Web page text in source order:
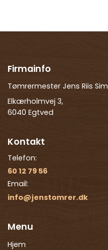
Firmainfo
Tømrermester Jens Riis
Elkærholmvej 3,
6040 Egtved
Kontakt
Telefon:
60 12 79 56
Email:
info@jenstomrer.dk
Menu
Hjem